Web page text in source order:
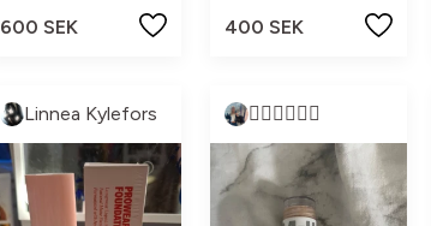
600 SEK
400 SEK
Linnea Kylefors ❤️‍🔥❤️‍🔥❤️‍🔥